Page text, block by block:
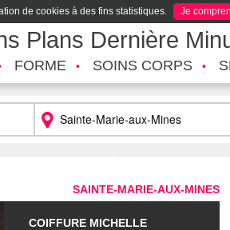
de cookies à des fins statistiques. Je
Plans Dernière
FORME SOINS CORPS
SAINTE-MARIE-AUX-MINES
COIFFURE MICHELLE